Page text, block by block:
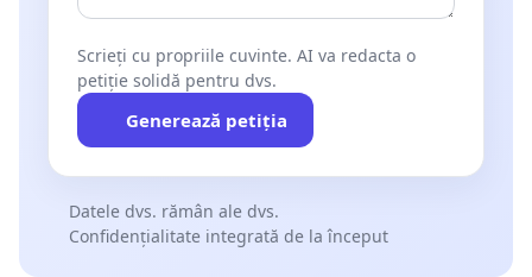
Scrieți cu propriile cuvinte. AI va redacta o
petiție solidă pentru dvs.
Generează petiția
Datele dvs. rămân ale dvs.
Confidențialitate integrată de la început